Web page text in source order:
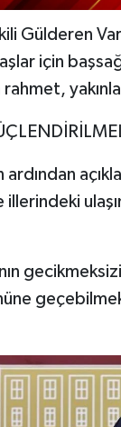
Gülderen
için
ardından
illerindeki